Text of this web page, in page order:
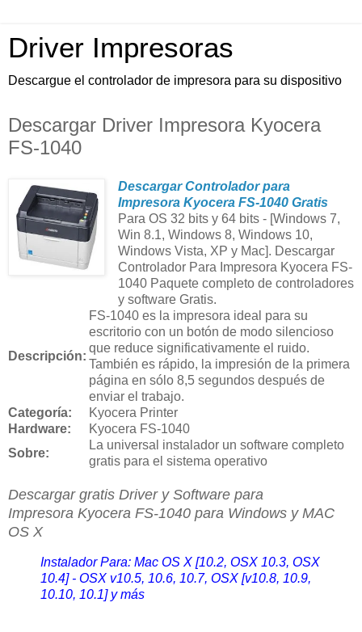
Driver Impresoras
Descargue el controlador de impresora para su dispositivo
Descargar Driver Impresora Kyocera
FS-1040
Descargar Controlador para
Impresora Kyocera FS-1040 Gratis
Para OS 32 bits y 64 bits - [Windows 7,
Win 8.1, Windows 8, Windows 10,
Windows Vista, XP y Mac]. Descargar
Controlador Para Impresora Kyocera FS-
1040 Paquete completo de controladores
y software Gratis.
Descripción:
FS-1040 es la impresora ideal para su
escritorio con un botón de modo silencioso
que reduce significativamente el ruido.
También es rápido, la impresión de la primera
página en sólo 8,5 segundos después de
enviar el trabajo.
Categoría:
Kyocera Printer
Hardware:
Kyocera FS-1040
Sobre:
La universal instalador un software completo
gratis para el sistema operativo
Descargar gratis Driver y Software para
Impresora Kyocera FS-1040 para Windows y MAC
OS X
Instalador Para: Mac OS X [10.2, OSX 10.3, OSX
10.4] - OSX v10.5, 10.6, 10.7, OSX [v10.8, 10.9,
10.10, 10.1] y más